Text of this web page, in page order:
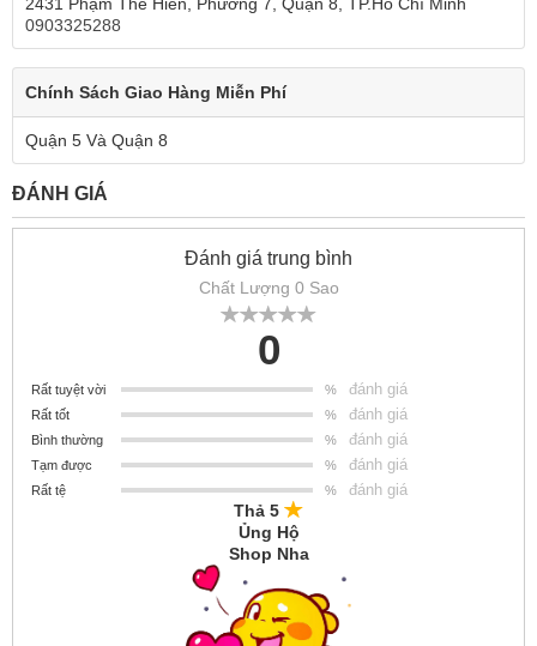
2431 Phạm Thế Hiển, Phường 7, Quận 8, TP.Hồ Chí Minh
0903325288
Chính Sách Giao Hàng Miễn Phí
Quận 5 Và Quận 8
ĐÁNH GIÁ
Đánh giá trung bình
Chất Lượng 0 Sao
0
Rất tuyệt vời % đánh giá
Rất tốt % đánh giá
Bình thường % đánh giá
Tạm được % đánh giá
Rất tệ % đánh giá
Thả 5
Ủng Hộ
Shop Nha